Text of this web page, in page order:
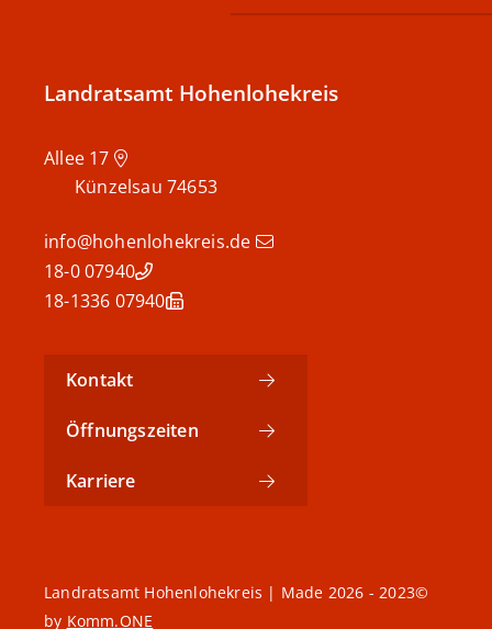
Landratsamt Hohenlohekreis
Allee 17
74653
Künzelsau
info@hohenlohekreis.de
07940 18-0
07940 18-1336
Kontakt
Öffnungszeiten
Karriere
©2023 - 2026 Landratsamt Hohenlohekreis | Made
by Komm.ONE